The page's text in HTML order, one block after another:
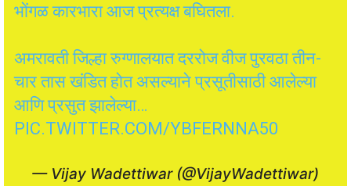
भोंगळ कारभारा आज प्रत्यक्ष बघितला.
अमरावती जिल्हा रुग्णालयात दररोज वीज पुरवठा तीन-
चार तास खंडित होत असल्याने प्रसूतीसाठी आलेल्या
आणि प्रसुत झालेल्या…
PIC.TWITTER.COM/YBFERNNA50
— Vijay Wadettiwar (@VijayWadettiwar)